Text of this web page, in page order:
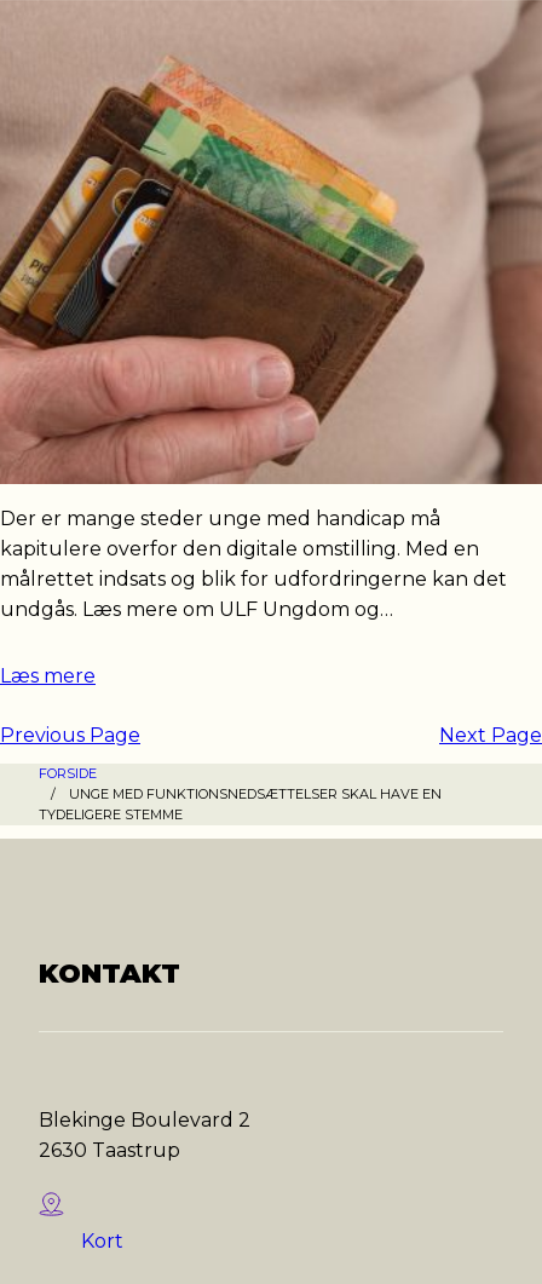
Der er mange steder unge med handicap må
kapitulere overfor den digitale omstilling. Med en
målrettet indsats og blik for udfordringerne kan det
undgås. Læs mere om ULF Ungdom og…
Læs mere
Previous Page Next Page
FORSIDE
/
UNGE MED FUNKTIONSNEDSÆTTELSER SKAL HAVE EN
TYDELIGERE STEMME
KONTAKT
Blekinge Boulevard 2
2630 Taastrup
Kort